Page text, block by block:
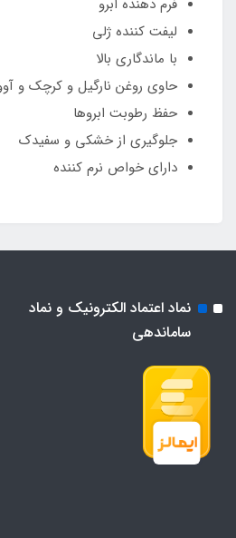
لیفت کننده ژلی
با ماندگاری بالا
حاوی روغن نارگیل و کرچک و
حفظ رطوبت ابروها
جلوگیری از خشکی و سفیدک
دارای خواص نرم کننده
نماد اعتماد الکترونیک و نماد
ساماندهی